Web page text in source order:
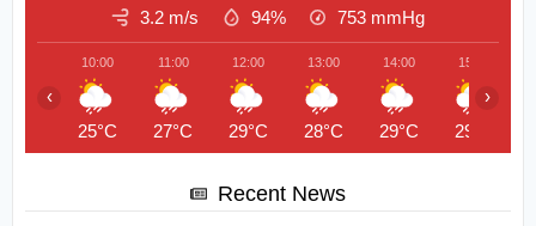
3.2 m/s 94% 753 mmHg
10:00
25°C
11:00
27°C
12:00
29°C
13:00
28°C
14:00
29°C
15:00
29°C
‹ ›
Recent News